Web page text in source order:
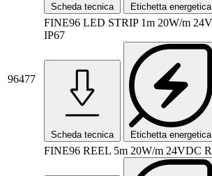
Scheda tecnica Etichetta energetica
96477
FINE96 LED STRIP 1m 20W/m
IP67
Scheda tecnica Etichetta energetica
FINE96 REEL 5m 20W/m 24VDC